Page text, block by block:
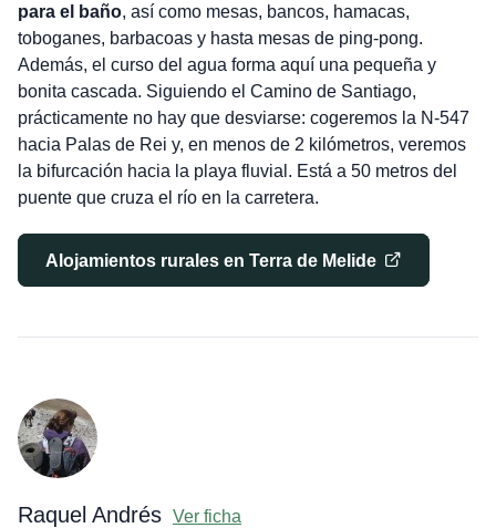
para el baño, así como mesas, bancos, hamacas,
toboganes, barbacoas y hasta mesas de ping-pong.
Además, el curso del agua forma aquí una pequeña y
bonita cascada. Siguiendo el Camino de Santiago,
prácticamente no hay que desviarse: cogeremos la N-547
hacia Palas de Rei y, en menos de 2 kilómetros, veremos
la bifurcación hacia la playa fluvial. Está a 50 metros del
puente que cruza el río en la carretera.
Alojamientos rurales en Terra de Melide
Raquel Andrés Ver ficha